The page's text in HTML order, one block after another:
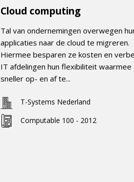
Cloud computing
Tal van ondernemingen overwegen
applicaties naar de cloud te migreren.
Hiermee besparen ze kosten en
IT afdelingen hun flexibiliteit waarmee
sneller op- en af te...
T-Systems Nederland
Computable 100 - 2012